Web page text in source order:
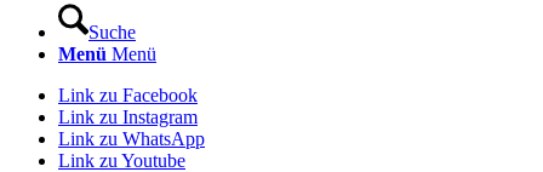
Suche
Menü Menü
Link zu Facebook
Link zu Instagram
Link zu WhatsApp
Link zu Youtube